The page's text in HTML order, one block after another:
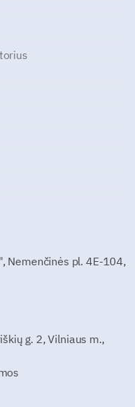
Nemenčinės pl. 4E-104,
g. 2, Vilniaus m.,